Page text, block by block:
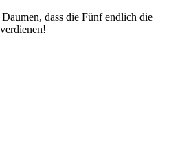
dass die Fünf endlich die